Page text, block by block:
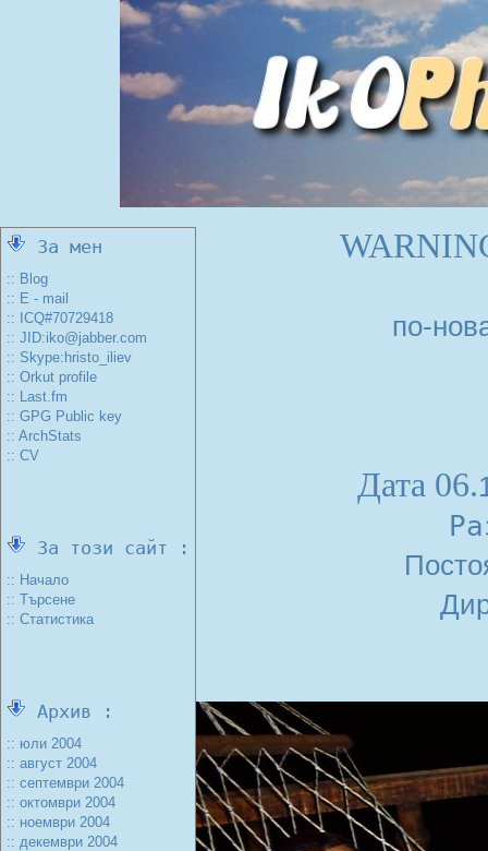
За мен
:: Blog
:: E - mail
:: ICQ#70729418
:: JID:iko@jabber.com
:: Skype:hristo_iliev
:: Orkut profile
:: Last.fm
:: GPG Public key
:: ArchStats
:: CV
За този сайт :
:: Начало
:: Търсене
:: Статистика
Архив :
:: юли 2004
:: август 2004
:: септември 2004
:: октомври 2004
:: ноември 2004
:: декември 2004
по-
Дата 06.